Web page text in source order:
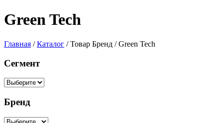
Green Tech
Главная /Каталог / Товар Бренд / Green Tech
Сегмент
Бренд